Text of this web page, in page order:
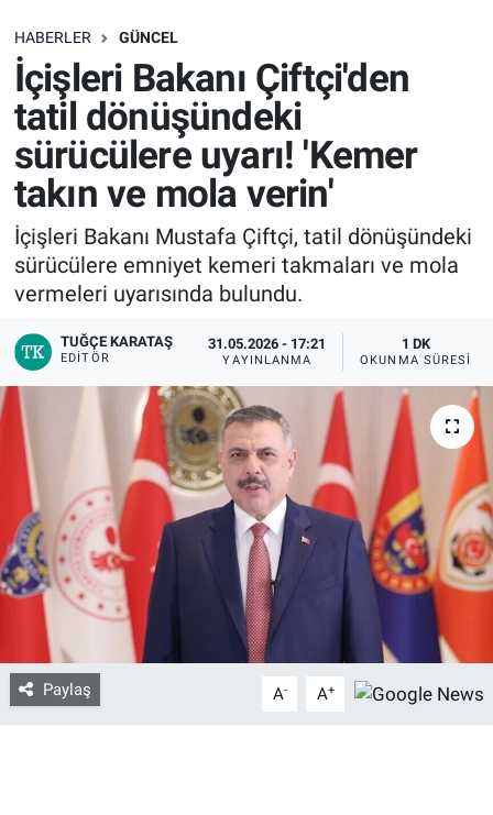
HABERLER GÜNCEL
İçişleri Bakanı Çiftçi'den
tatil dönüşündeki
sürücülere uyarı! 'Kemer
takın ve mola verin'
İçişleri Bakanı Mustafa Çiftçi, tatil dönüşündeki
sürücülere emniyet kemeri takmaları ve mola
vermeleri uyarısında bulundu.
TUĞÇE KARATAŞ
EDITÖR
31.05.2026 - 17:21
YAYINLANMA
1 DK
OKUNMA SÜRESI
Paylaş A- A+
SAĞLIK
EKONOMİ
EĞİTİM
ÖZEL HABER
Keşfet
RESMİ İLANLAR
İLAN
Bize ulaşın
İletişim/Künye
Yaşam
Gözden Kaçmasın